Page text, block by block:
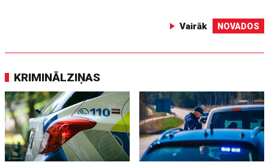
Vairāk NOVADOS
KRIMINĀLZIŅAS